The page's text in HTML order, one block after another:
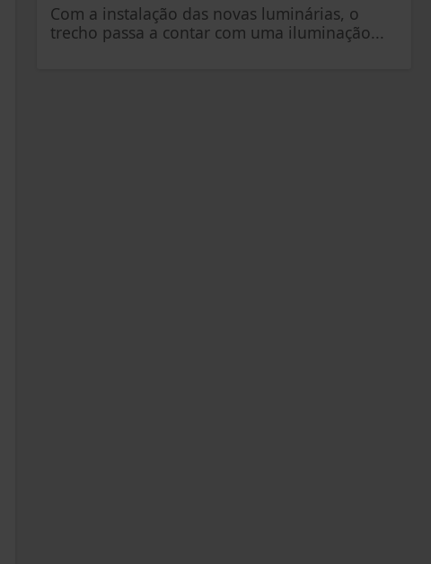
Com a instalação das novas luminárias, o
trecho passa a contar com uma iluminação...